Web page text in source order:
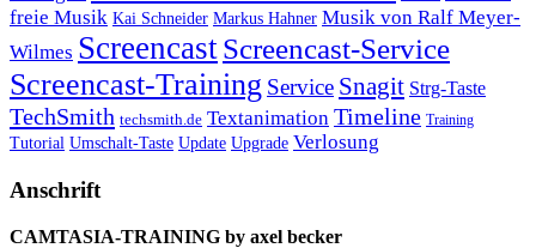
freie Musik Kai Schneider Markus Hahner Musik von Ralf Meyer-
Wilmes ScreencastScreencast-Service
Screencast-Training Service Snagit Strg-Taste
TechSmith techsmith.de Textanimation Timeline Training
Tutorial Umschalt-Taste Update Upgrade Verlosung
Anschrift
CAMTASIA-TRAINING by axel becker